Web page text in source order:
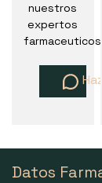
nuestros
expertos
farmaceuticos
Datos